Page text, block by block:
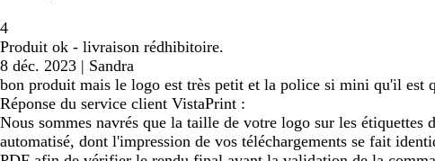
4
Produit ok - livraison rédhibitoire.
8 déc. 2023 | Sandra
bon produit mais le logo est très petit et la police si mini qu'il est
Réponse du service client VistaPrint :
Nous sommes navrés que la taille de votre logo sur les étiquettes
automatisé, dont l'impression de vos téléchargements se fait